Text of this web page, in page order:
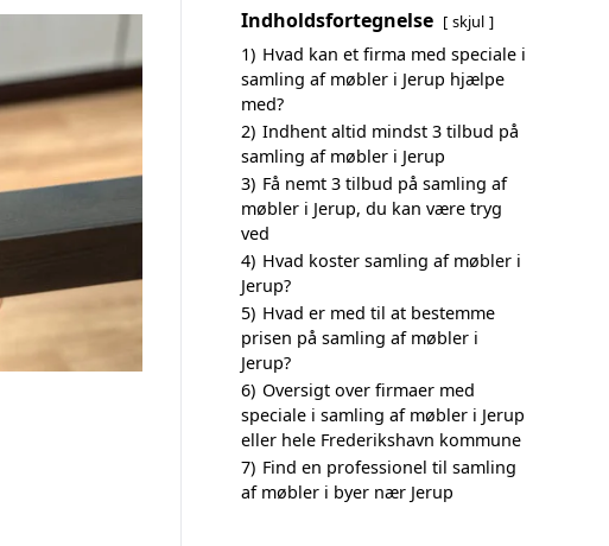
Indholdsfortegnelse skjul
1) Hvad kan et firma med speciale i
samling af møbler i Jerup hjælpe
med?
2) Indhent altid mindst 3 tilbud på
samling af møbler i Jerup
3) Få nemt 3 tilbud på samling af
møbler i Jerup, du kan være tryg
ved
4) Hvad koster samling af møbler i
Jerup?
5) Hvad er med til at bestemme
prisen på samling af møbler i
Jerup?
6) Oversigt over firmaer med
speciale i samling af møbler i Jerup
eller hele Frederikshavn kommune
7) Find en professionel til samling
af møbler i byer nær Jerup